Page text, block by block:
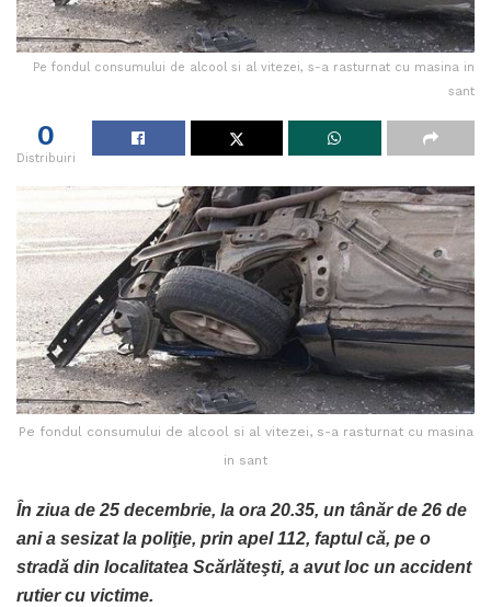
Pe fondul consumului de alcool si al vitezei, s-a rasturnat cu masina in
sant
0
Distribuiri
Pe fondul consumului de alcool si al vitezei, s-a rasturnat cu masina
in sant
În ziua de 25 decembrie, la ora 20.35, un tânăr de 26 de
ani a sesizat la poliţie, prin apel 112, faptul că, pe o
stradă din localitatea Scărlăteşti, a avut loc un accident
rutier cu victime.